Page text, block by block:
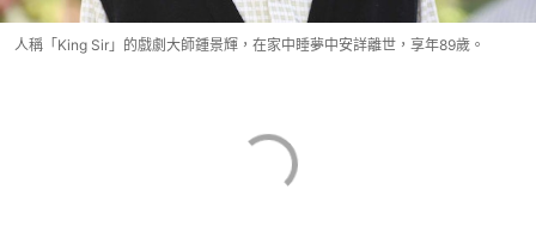
人稱「King Sir」的戲劇大師鍾景輝，在家中睡夢中安詳離世，享年89歲。